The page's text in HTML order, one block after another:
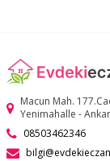
Macun Mah.
Yenimahalle -
08503462346